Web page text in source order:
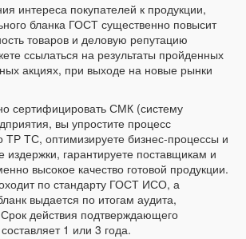
интереса покупателей к продукции,
бланка ГОСТ существенно повысит
товаров и деловую репутацию
ссылаться на результаты пройденных
акциях, при выходе на новые рынки
сертифицировать СМК (систему
вы упростите процесс
ТР ТС, оптимизируете бизнес-процессы и
издержки, гарантируете поставщикам и
высокое качество готовой продукции.
по стандарту ГОСТ ИСО, а
выдается по итогам аудита,
действия подтверждающего
1 или 3 года.